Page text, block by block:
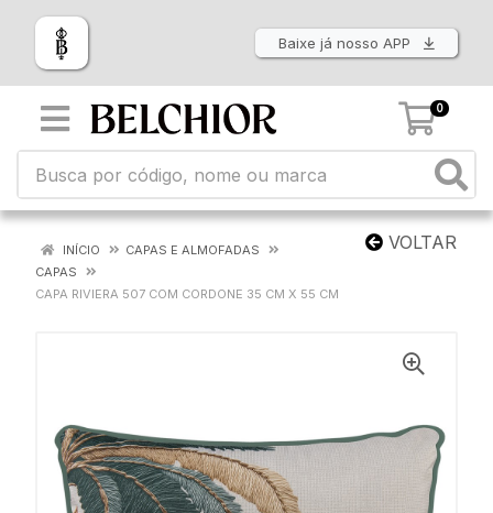
Baixe já nosso APP
0
VOLTAR
INÍCIO
CAPAS E ALMOFADAS
CAPAS
CAPA RIVIERA 507 COM CORDONE 35 CM X 55 CM